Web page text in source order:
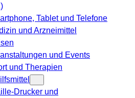
Tablet und Telefone
und Arzneimittel
und Events
und Therapien
Drucker und